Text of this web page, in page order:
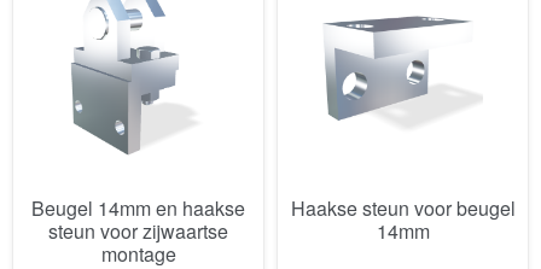
Beugel 14mm en haakse
steun voor zijwaartse
montage
Haakse steun voor beugel
14mm